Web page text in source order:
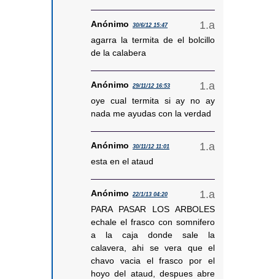
Anónimo 30/6/12 15:47
agarra la termita de el bolcillo
de la calabera
Anónimo 29/11/12 16:53
oye cual termita si ay no ay
nada me ayudas con la verdad
Anónimo 30/11/12 11:01
esta en el ataud
Anónimo 22/1/13 04:20
PARA PASAR LOS ARBOLES
echale el frasco con somnifero
a la caja donde sale la
calavera, ahi se vera que el
chavo vacia el frasco por el
hoyo del ataud, despues abre